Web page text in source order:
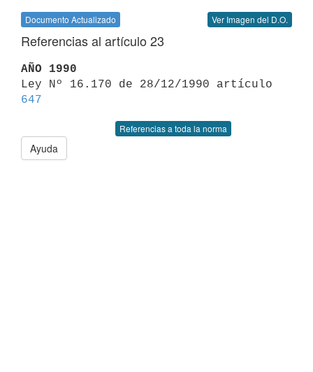
Documento Actualizado Ver Imagen del D.O.
Referencias al artículo 23
AÑO 1990
647
Referencias a toda la norma
Ayuda